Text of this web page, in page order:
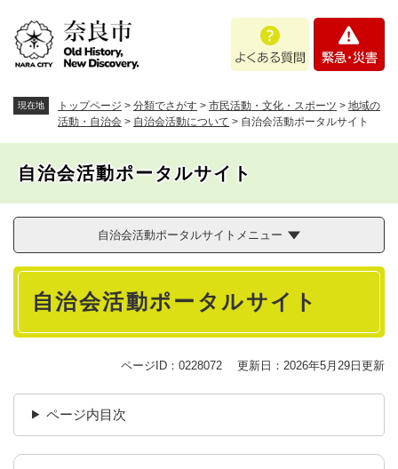
あ
問
・
現在地 トップページ > 分類でさがす > 市民活動・文化・スポーツ > 地域の
活動・自治会 > 自治会活動について > 自治会活動ポータルサイト
自治会活動ポータルサイト
自治会活動ポータルサイトメニュー
本
自治会活動ポータルサイト
ページID：0228072 更新日：2026年5月29日更新
ページ内目次